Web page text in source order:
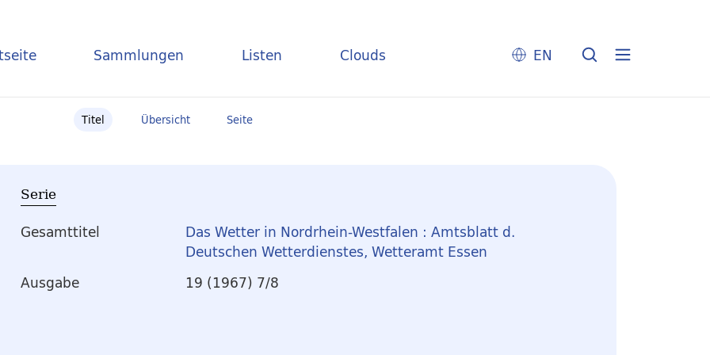
Sammlungen Listen Clouds EN
Titel Übersicht Seite
Serie
Gesamttitel
Das Wetter in Nordrhein-Westfalen : Amtsblatt d.
Deutschen Wetterdienstes, Wetteramt Essen
Ausgabe
19 (1967) 7/8